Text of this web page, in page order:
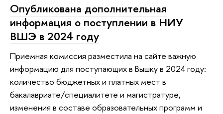
Опубликована дополнительная
информация о поступлении в НИУ
ВШЭ в 2024 году
Приемная комиссия разместила на сайте важную
информацию для поступающих в Вышку в 2024 году:
количество бюджетных и платных мест в
бакалавриате/специалитете и магистратуре,
изменения в составе образовательных программ и